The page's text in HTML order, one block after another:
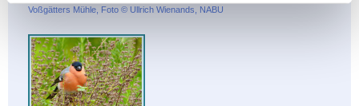
Voßgätters Mühle, Foto © Ullrich Wienands, NABU